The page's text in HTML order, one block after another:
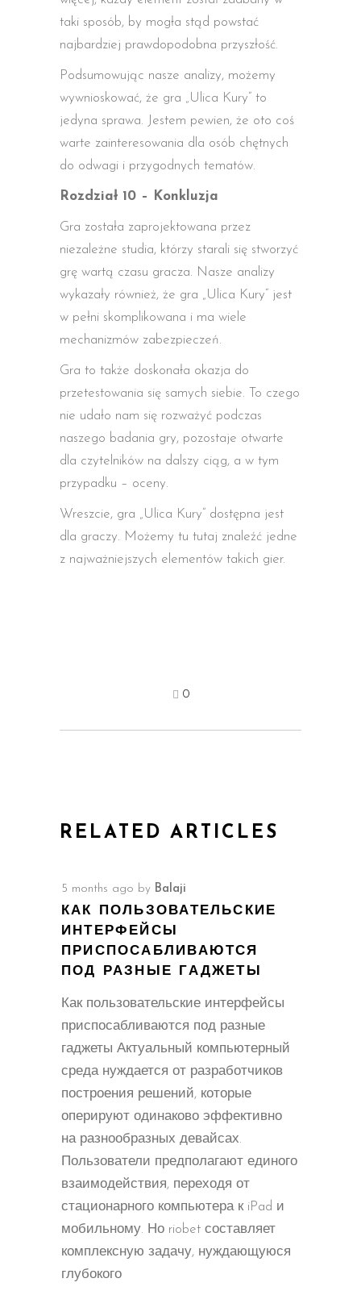
taki sposób, by mogła stąd powstać
najbardziej prawdopodobna przyszłość.
Podsumowując nasze analizy, możemy
wywnioskować, że gra „Ulica Kury” to
jedyna sprawa. Jestem pewien, że oto coś
warte zainteresowania dla osób chętnych
do odwagi i przygodnych tematów.
Rozdział 10 – Konkluzja
Gra została zaprojektowana przez
niezależne studia, którzy starali się stworzyć
grę wartą czasu gracza. Nasze analizy
wykazały również, że gra „Ulica Kury” jest
w pełni skomplikowana i ma wiele
mechanizmów zabezpieczeń.
Gra to także doskonała okazja do
przetestowania się samych siebie. To czego
nie udało nam się rozważyć podczas
naszego badania gry, pozostaje otwarte
dla czytelników na dalszy ciąg, a w tym
przypadku – oceny.
Wreszcie, gra „Ulica Kury” dostępna jest
dla graczy. Możemy tu tutaj znaleźć jedne
z najważniejszych elementów takich gier.
0
RELATED ARTICLES
5 months ago by Balaji
КАК ПОЛЬЗОВАТЕЛЬСКИЕ
ИНТЕРФЕЙСЫ
ПРИСПОСАБЛИВАЮТСЯ
ПОД РАЗНЫЕ ГАДЖЕТЫ
Как пользовательские интерфейсы
приспосабливаются под разные
гаджеты Актуальный компьютерный
среда нуждается от разработчиков
построения решений, которые
оперируют одинаково эффективно
на разнообразных девайсах.
Пользователи предполагают единого
взаимодействия, переходя от
стационарного компьютера к iPad и
мобильному. Но riobet составляет
комплексную задачу, нуждающуюся
глубокого